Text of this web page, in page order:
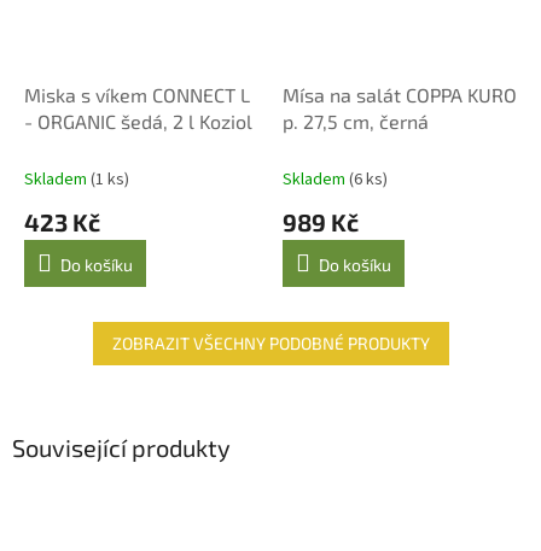
Miska s víkem CONNECT L
- ORGANIC šedá, 2 l Koziol
Skladem (1 ks)
423 Kč
Do košíku
Mísa na salát COPPA KURO
p. 27,5 cm, černá
Skladem (6 ks)
989 Kč
Do košíku
ZOBRAZIT VŠECHNY PODOBNÉ PRODUKTY
Související produkty